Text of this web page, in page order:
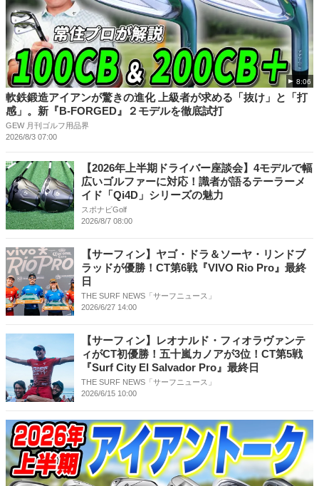
8:06
軟鉄鍛造アイアンが驚きの進化 上級者が求める「抜け」と「打
感」。新『B-FORGED』２モデルを徹底試打
GEW 月刊ゴルフ用品界
2026/8/3 07:00
【2026年上半期ドライバー座談会】4モデルで幅
広いゴルファーに対応！識者が語るテーラーメ
イド「Qi4D」シリーズの魅力
スポナビGolf
2026/8/7 08:00
【サーフィン】ヤゴ・ドラ＆ソーヤ・リンドブ
ラッドが優勝！CT第6戦『VIVO Rio Pro』最終
日
THE SURF NEWS「サーフニュース」
2026/6/27 14:00
【サーフィン】レオナルド・フィオラヴァンテ
ィがCT初優勝！五十嵐カノアが3位！CT第5戦
『Surf City El Salvador Pro』最終日
THE SURF NEWS「サーフニュース」
2026/6/15 10:00